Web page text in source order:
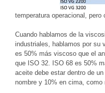
temperatura operacional, pero
Cuando hablamos de la
industriales, hablamos por su
es 50% más viscoso que el
que ISO 32. ISO 68 es 50%
aceite debe estar dentro de
nombre y 10% en cima, como